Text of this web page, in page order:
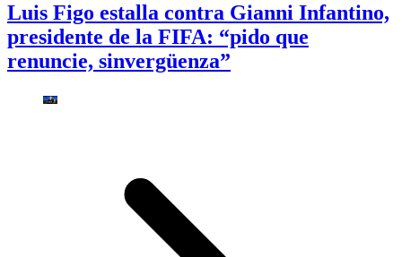
Luis Figo estalla contra Gianni Infantino,
presidente de la FIFA: “pido que
renuncie, sinvergüenza”